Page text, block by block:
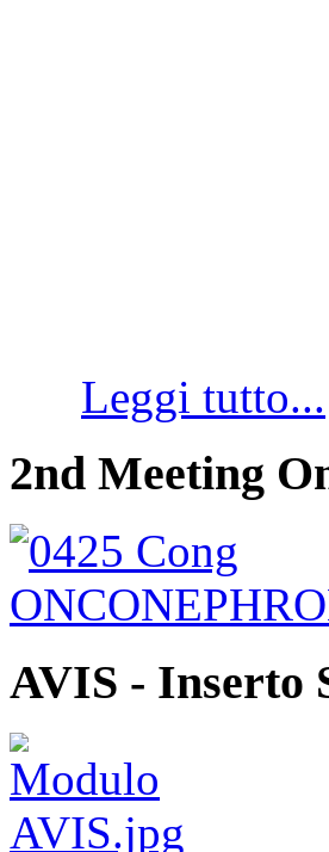
Leggi tutto...
2nd Meeting
AVIS - Inserto